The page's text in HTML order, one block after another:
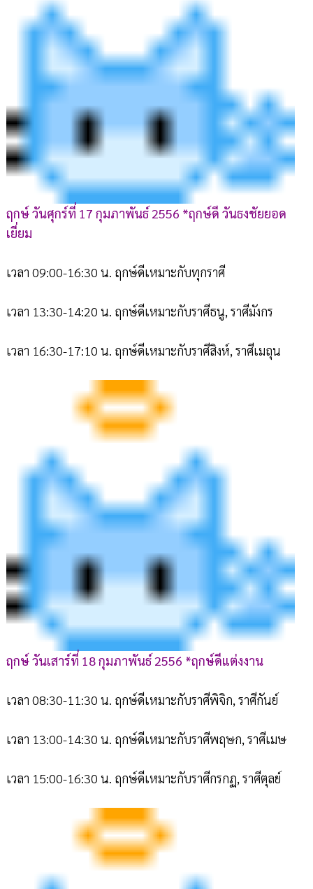
ฤกษ์ วันศุกร์ที่ 17 กุมภาพันธ์ 2556 *ฤกษ์ดี วันธงชัยยอด
เยี่ยม
เวลา 09:00-16:30 น. ฤกษ์ดีเหมาะกับทุกราศี
เวลา 13:30-14:20 น. ฤกษ์ดีเหมาะกับราศีธนู, ราศีมังกร
เวลา 16:30-17:10 น. ฤกษ์ดีเหมาะกับราศีสิงห์, ราศีเมถุน
ฤกษ์ วันเสาร์ที่ 18 กุมภาพันธ์ 2556 *ฤกษ์ดีแต่งงาน
เวลา 08:30-11:30 น. ฤกษ์ดีเหมาะกับราศีพิจิก, ราศีกันย์
เวลา 13:00-14:30 น. ฤกษ์ดีเหมาะกับราศีพฤษก, ราศีเมษ
เวลา 15:00-16:30 น. ฤกษ์ดีเหมาะกับราศีกรกฏ, ราศีตุลย์